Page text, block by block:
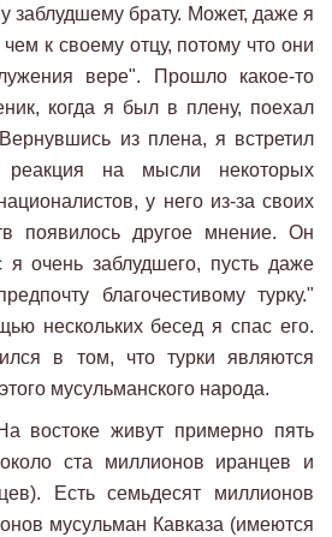
заблудшему брату. Может, даже я
к своему отцу, потому что они
вере". Прошло какое-то
когда я был в плену, поехал
из плена, я встретил
реакция на мысли некоторых
у него из-за своих
появилось другое мнение. Он
очень заблудшего, пусть даже
благочестивому турку."
нескольких бесед я спас его.
в том, что турки являются
мусульманского народа.
востоке живут примерно пять
ста миллионов иранцев и
Есть семьдесят миллионов
мусульман Кавказа (имеются